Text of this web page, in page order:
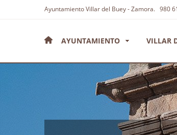
AyuntamientoVillar del Buey- Zamora. 980
AYUNTAMIENTO VILLAR